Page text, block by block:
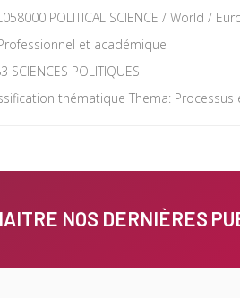
POLITICAL SCIENCE / World /
et académique
SCIENCES POLITIQUES
thématique Thema:
NOS DERNIÈRES